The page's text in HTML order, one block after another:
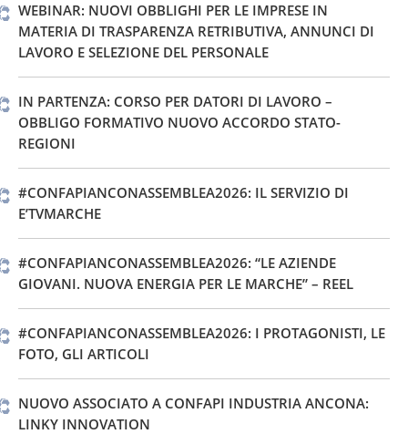
WEBINAR: NUOVI OBBLIGHI PER LE IMPRESE IN
MATERIA DI TRASPARENZA RETRIBUTIVA, ANNUNCI DI
LAVORO E SELEZIONE DEL PERSONALE
IN PARTENZA: CORSO PER DATORI DI LAVORO –
OBBLIGO FORMATIVO NUOVO ACCORDO STATO-
REGIONI
#CONFAPIANCONASSEMBLEA2026: IL SERVIZIO DI
E’TVMARCHE
#CONFAPIANCONASSEMBLEA2026: “LE AZIENDE
GIOVANI. NUOVA ENERGIA PER LE MARCHE” – REEL
#CONFAPIANCONASSEMBLEA2026: I PROTAGONISTI, LE
FOTO, GLI ARTICOLI
NUOVO ASSOCIATO A CONFAPI INDUSTRIA ANCONA:
LINKY INNOVATION